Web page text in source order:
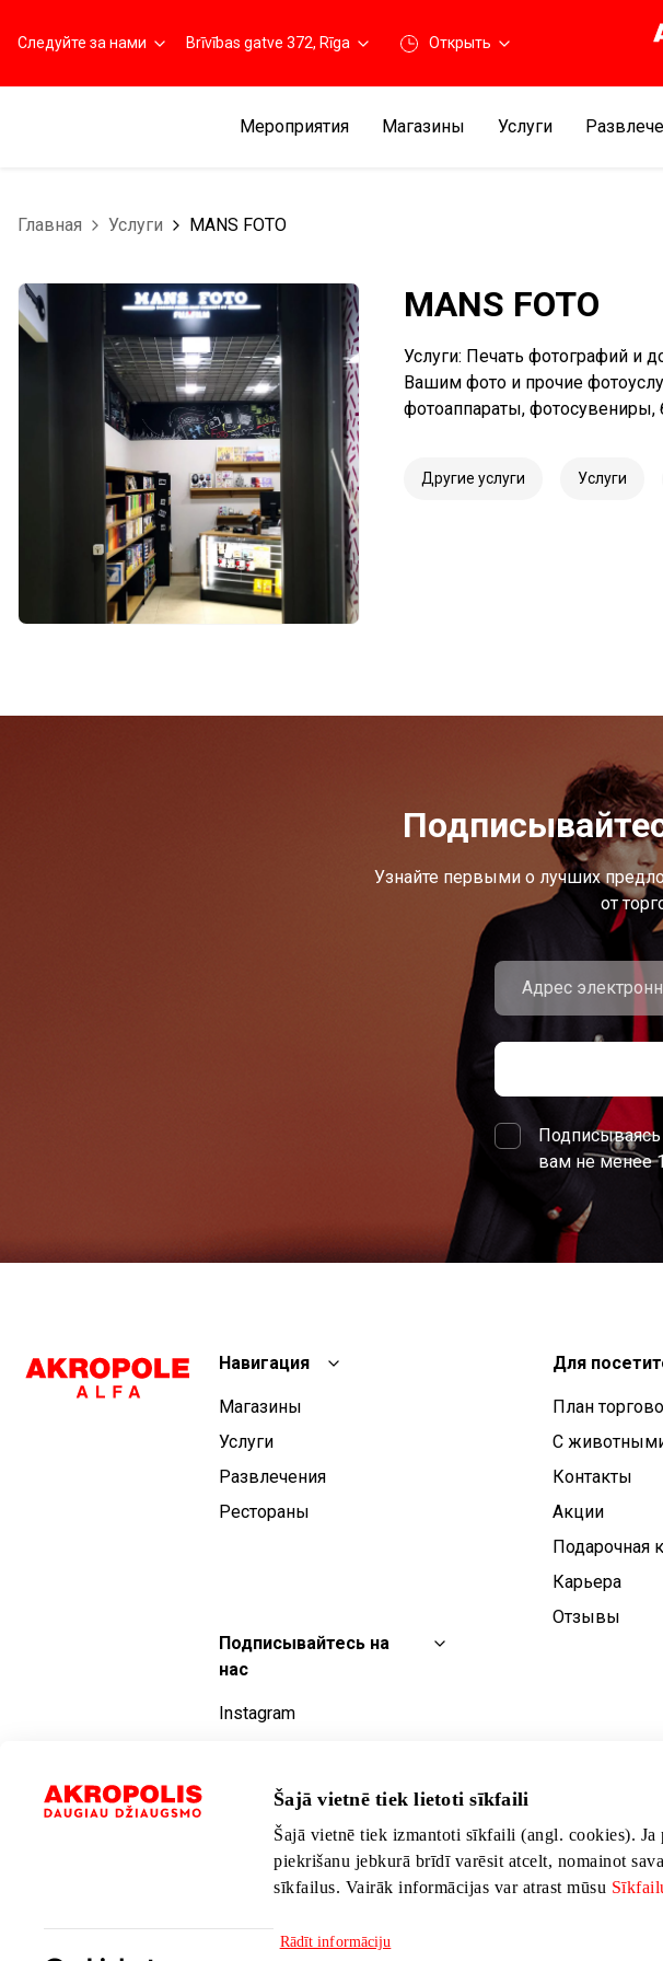
Šajā vietnē tiek lietoti sīkfaili
Šajā vietnē tiek izmantoti sīkfaili (angl. cookies).
piekrišanu jebkurā brīdī varēsit atcelt, nomainot
sīkfailus. Vairāk informācijas var atrast mūsu
Rādīt informāciju
Следуйте за нами Brīvības gatve 372, Rīga Открыть
Мероприятия Магазины Услуги
Главная Услуги MANS FOTO
MANS FOTO
Услуги: Печать фотографий и
Вашим фото и прочие
фотоаппараты, фотосувениры,
Другие услуги Услуги
Узнайте первыми о лучших
от
Подписываясь
вам не менее
Навигация
Магазины
Услуги
Развлечения
Рестораны
Для
План
С
Контакты
Aкции
Подарочная
Карьера
Отзывы
Подписывайтесь на
нас
Instagram
YouTube